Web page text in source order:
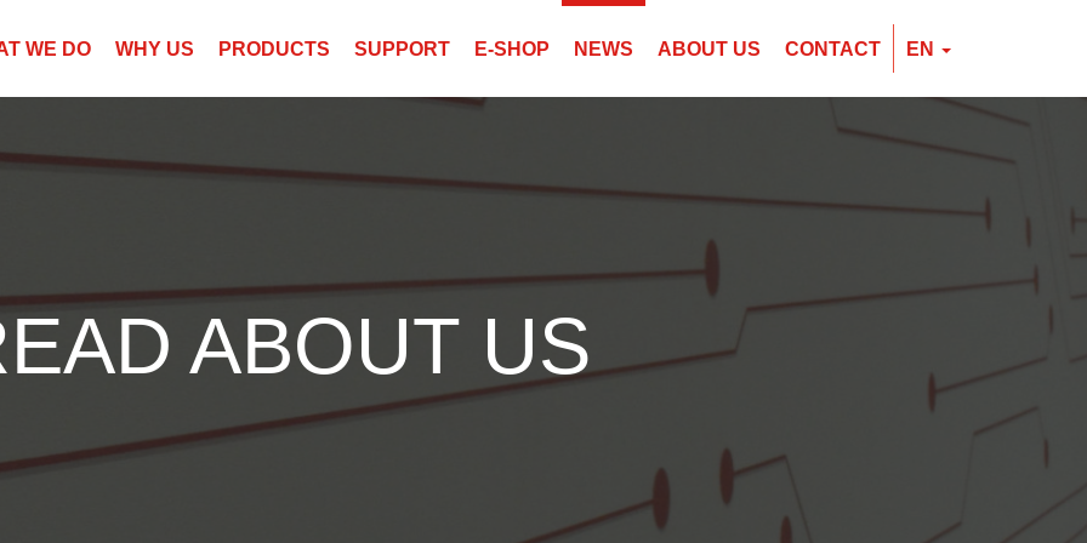
WE DO WHY US PRODUCTS SUPPORT E-SHOP NEWS ABOUT US CONTACT EN
ABOUT US